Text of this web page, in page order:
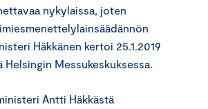
nykylaissa, joten
Häkkänen kertoi 25.1.2019
Helsingin Messukeskuksessa.
Antti Häkkästä